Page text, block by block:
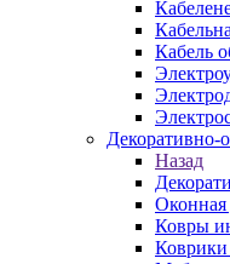
Кабель
Декоративно-
Назад
Оконная
Ковры